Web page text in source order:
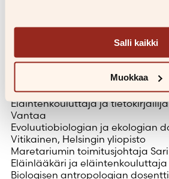
Salli kaikki
Muokkaa
Eläinten fysioterapian dosentti
Korkeasaaren eläintenhoidon ja
Evoluutioekologi ja professori
Helsingin yliopisto
Evoluutiobiologian ja genomiikan
Helanterä, Oulun yliopisto
Eläintenkouluttaja ja tietokirjailija
Vantaa
Evoluutiobiologian ja ekologian
Vitikainen, Helsingin yliopisto
Maretariumin toimitusjohtaja Sari
Eläinlääkäri ja eläintenkouluttaja
Biologisen antropologian dosentti